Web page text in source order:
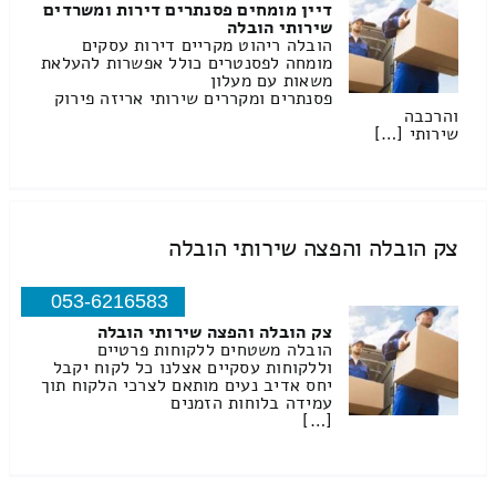
דיין מומחים פסנתרים דירות ומשרדים
שירותי הובלה
הובלה ריהוט מקריים דירות עסקים
מומחה לפסנטרים כולל אפשרות להעלאת
משאות עם מעלון
פסנתרים ומקררים שירותי אריזה פירוק
והרכבה
שירותי […]
צק הובלה והפצה שירותי הובלה
053-6216583
צק הובלה והפצה שירותי הובלה
הובלה משטחים ללקוחות פרטיים
וללקוחות עסקיים אצלנו כל לקוח יקבל
יחס אדיב נעים מותאם לצרכי הלקוח תוך
עמידה בלוחות הזמנים
[…]